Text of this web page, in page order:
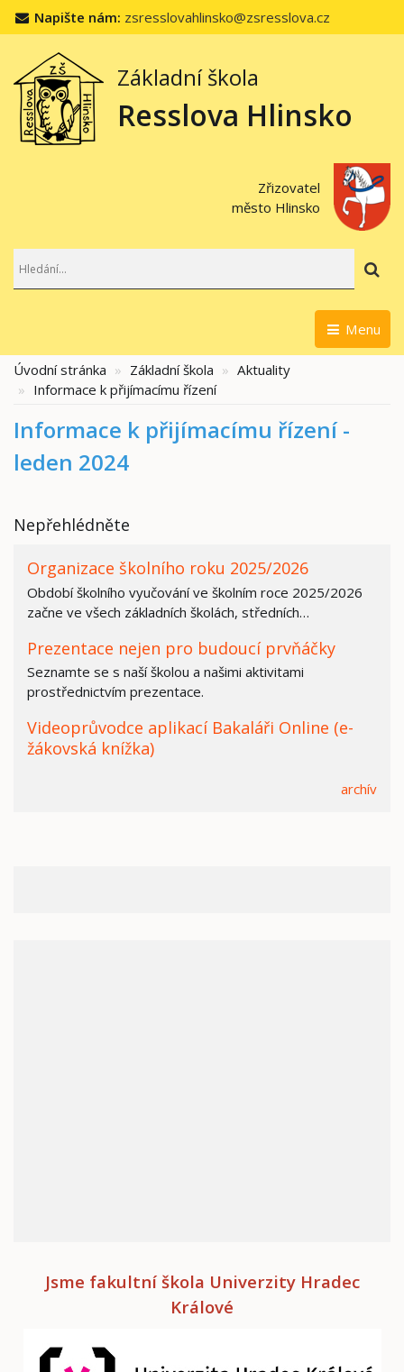
Napište nám: zsresslovahlinsko@zsresslova.cz
Základní škola
Resslova Hlinsko
Zřizovatel
město Hlinsko
Menu
Úvodní stránka Základní škola
Aktuality
Informace k přijímacímu řízení
Informace k přijímacímu řízení -
leden 2024
Nepřehlédněte
Organizace školního roku 2025/2026
Období školního vyučování ve školním roce 2025/2026
začne ve všech základních školách, středních…
Prezentace nejen pro budoucí prvňáčky
Seznamte se s naší školou a našimi aktivitami
prostřednictvím prezentace.
Videoprůvodce aplikací Bakaláři Online (e-
žákovská knížka)
archív
Jsme fakultní škola Univerzity Hradec
Králové